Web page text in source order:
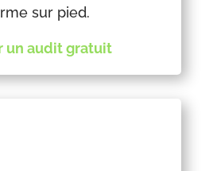
sur pied.
un audit gratuit